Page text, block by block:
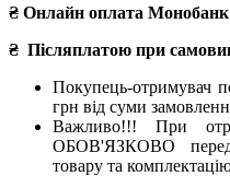
₴ Онлайн оплата
₴ Післяплатою при
Покупець-отримувач
грн від суми
Важливо!!! При
ОБОВ'ЯЗКОВО перед
товару та